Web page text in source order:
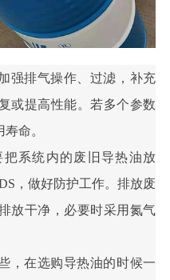
强排气操作、过滤，补充
或提高性能。若多个参数
命。
系统内的废旧导热油放
，做好防护工作。排放废
放干净，必要时采用氮气
，在选购导热油的时候一